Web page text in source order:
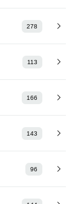
278
113
166
143
96